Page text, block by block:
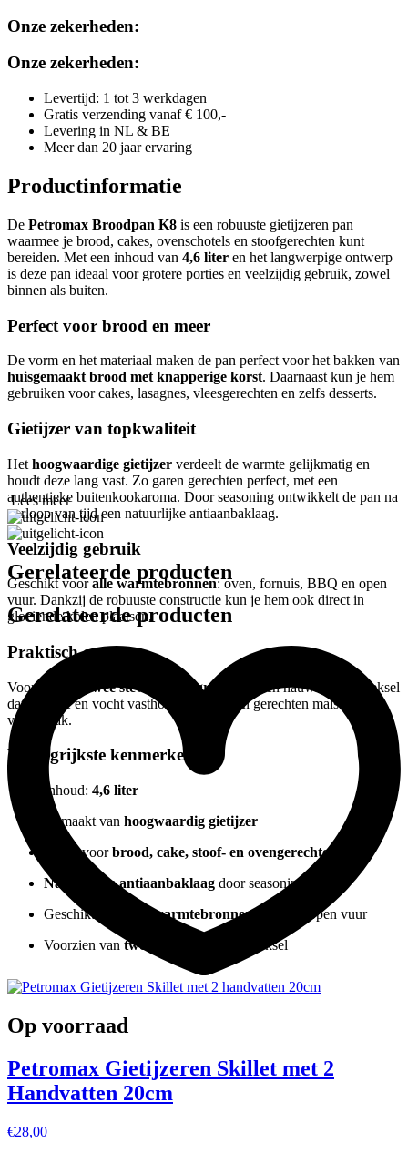
aantal
Onze zekerheden:
Onze zekerheden:
Levertijd: 1 tot 3 werkdagen
Gratis verzending vanaf € 100,-
Levering in NL & BE
Meer dan 20 jaar ervaring
Productinformatie
De Petromax Broodpan K8 is een robuuste gietijzeren pan
waarmee je brood, cakes, ovenschotels en stoofgerechten kunt
bereiden. Met een inhoud van 4,6 liter en het langwerpige ontwerp
is deze pan ideaal voor grotere porties en veelzijdig gebruik, zowel
binnen als buiten.
Perfect voor brood en meer
De vorm en het materiaal maken de pan perfect voor het bakken van
huisgemaakt brood met knapperige korst. Daarnaast kun je hem
gebruiken voor cakes, lasagnes, vleesgerechten en zelfs desserts.
Gietijzer van topkwaliteit
Het hoogwaardige gietijzer verdeelt de warmte gelijkmatig en
houdt deze lang vast. Zo garen gerechten perfect, met een
authentieke buitenkookaroma. Door seasoning ontwikkelt de pan na
verloop van tijd een natuurlijke antiaanbaklaag.
Veelzijdig gebruik
Geschikt vooralle warmtebronnen: oven, fornuis, BBQ en open
vuur. Dankzij de robuuste constructie kun je hem ook direct in
gloeiende kolen plaatsen.
Praktisch ontwerp
Voorzien van twee stevige handgrepen
en een nauwsluitend deksel
dat warmte en vocht vasthoudt. Zo blijven gerechten mals en vol
van smaak.
Belangrijkste kenmerken
Inhoud: 4,6 liter
Gemaakt van hoogwaardig gietijzer
Ideaal voorbrood, cake, stoof- en ovengerechten
Natuurlijke antiaanbaklaag door seasoning
Geschikt voor
alle warmtebronneninclusief open vuur
Voorzien van twee handgrepen en deksel
Lees meer
Gerelateerde producten
Gerelateerde producten
Op voorraad
Petromax Gietijzeren Skillet met 2
Handvatten 20cm
€28,00